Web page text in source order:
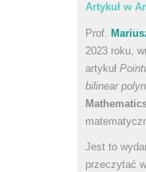
Artykuł w
Prof.
2023 roku,
artykuł
bilinear
Jest to
przeczytać